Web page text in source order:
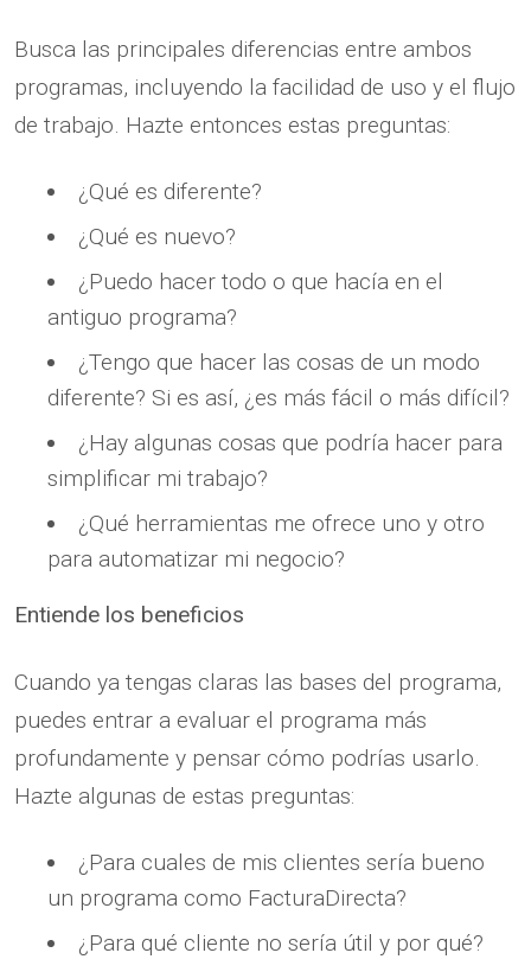
Busca las principales diferencias entre ambos
programas, incluyendo la facilidad de uso y el flujo
de trabajo. Hazte entonces estas preguntas:
¿Qué es diferente?
¿Qué es nuevo?
¿Puedo hacer todo o que hacía en el
antiguo programa?
¿Tengo que hacer las cosas de un modo
diferente? Si es así, ¿es más fácil o más difícil?
¿Hay algunas cosas que podría hacer para
simplificar mi trabajo?
¿Qué herramientas me ofrece uno y otro
para automatizar mi negocio?
Entiende los beneficios
Cuando ya tengas claras las bases del programa,
puedes entrar a evaluar el programa más
profundamente y pensar cómo podrías usarlo.
Hazte algunas de estas preguntas:
¿Para cuales de mis clientes sería bueno
un programa como FacturaDirecta?
¿Para qué cliente no sería útil y por qué?